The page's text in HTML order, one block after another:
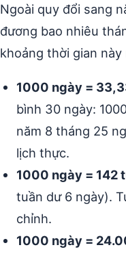
Ngoài quy đổi sang
đương bao nhiêu
khoảng thời gian
1000 ngày =
bình 30 ngày:
năm 8 tháng 25
lịch thực.
1000 ngày = 142
tuần dư 6 ngày).
chỉnh.
1000 ngày =